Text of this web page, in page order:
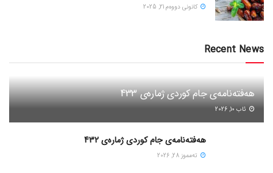
كانونی دووه‌م 21, 2025
Recent News
هەفتەنامەی جام کوردی ژمارەی 433
ئاب 10, 2026
هەفتەنامەی جام کوردی ژمارەی 432
ته‌مموز 28, 2026